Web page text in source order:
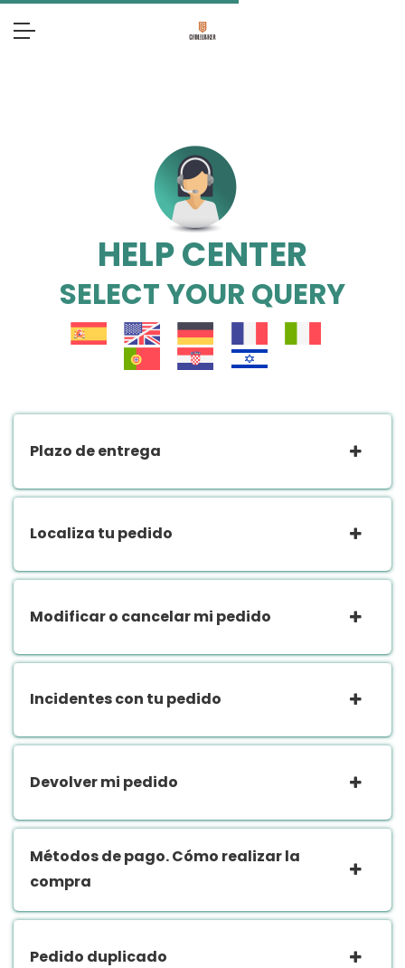
HELP CENTER
SELECT YOUR QUERY
Plazo de entrega
Localiza tu pedido
Modificar o cancelar mi pedido
Incidentes con tu pedido
Devolver mi pedido
Métodos de pago. Cómo realizar la
compra
Pedido duplicado